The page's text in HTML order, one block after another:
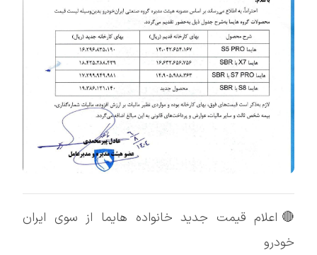
🔴اعلام قیمت جدید خانواده هایما از سوی ایران
خودرو